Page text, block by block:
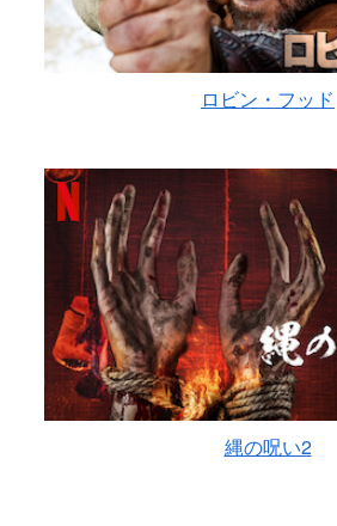
ロビン・フッド
縄の呪い2